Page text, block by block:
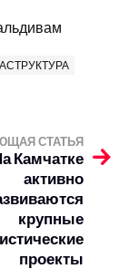
СТАТЬЯ
Камчатке
активно
крупные
проекты